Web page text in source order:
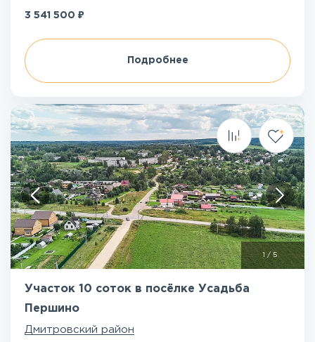
3 541 500 ₽
Подробнее
1 / 5
Участок 10 соток в посёлке Усадьба
Першино
Дмитровский район